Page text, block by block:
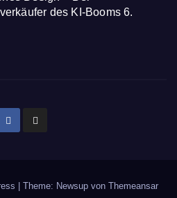
des KI-Booms 6.
| Theme: Newsup von Themeansar